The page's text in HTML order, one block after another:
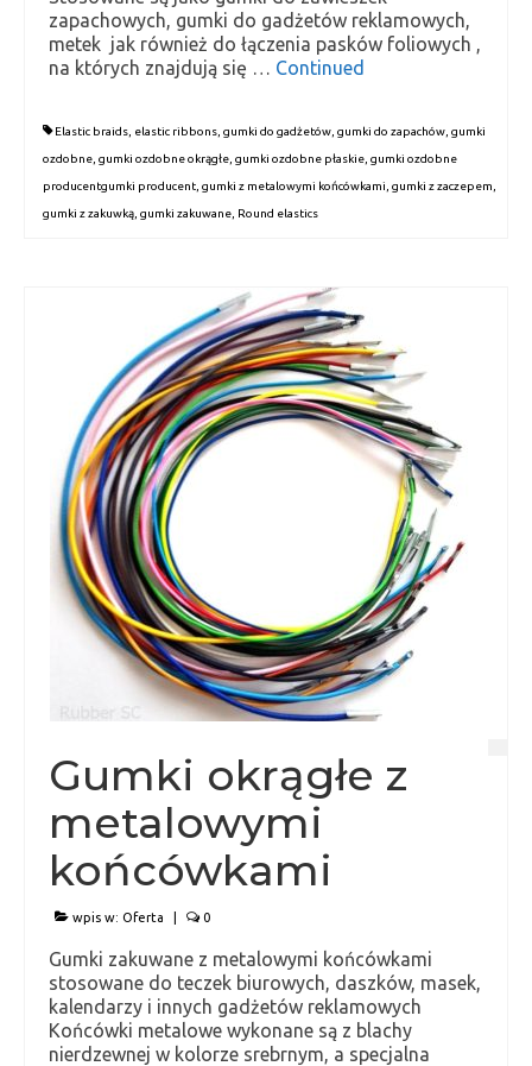
zapachowych, gumki do gadżetów reklamowych,
metek jak również do łączenia pasków foliowych ,
na których znajdują się … Continued
Elastic braids elastic ribbons gumki do gadżetów gumki do zapachów gumki
ozdobne gumki ozdobne okrągłe gumki ozdobne płaskie gumki ozdobne
producentgumki producent gumki z metalowymi końcówkami gumki z zaczepem
gumki z zakuwką gumki zakuwane Round elastics
Gumki okrągłe z
metalowymi
końcówkami
wpis w: Oferta 0
Gumki zakuwane z metalowymi końcówkami
stosowane do teczek biurowych, daszków, masek,
kalendarzy i innych gadżetów reklamowych
Końcówki metalowe wykonane są z blachy
nierdzewnej w kolorze srebrnym, a specjalna